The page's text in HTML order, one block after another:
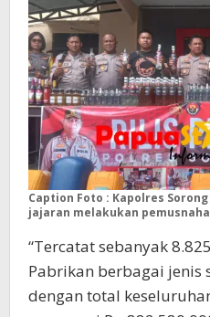
Caption Foto : Kapolres
jajaran melakukan
“Tercatat sebanyak
Pabrikan berbagai jenis
dengan total